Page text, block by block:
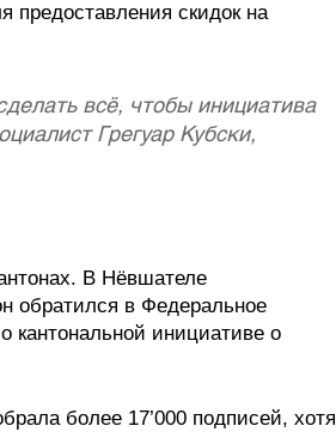
предоставления скидок на
всё, чтобы инициатива
Грегуар Кубски,
В Нёвшателе
обратился в Федеральное
кантональной инициативе о
более 17’000 подписей, хотя